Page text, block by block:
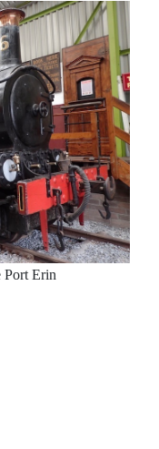
Port Erin